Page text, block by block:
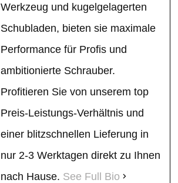
Werkzeug und kugelgelagerten
Schubladen, bieten sie maximale
Performance für Profis und
ambitionierte Schrauber.
Profitieren Sie von unserem top
Preis-Leistungs-Verhältnis und
einer blitzschnellen Lieferung in
nur 2-3 Werktagen direkt zu Ihnen
nach Hause. See Full Bio